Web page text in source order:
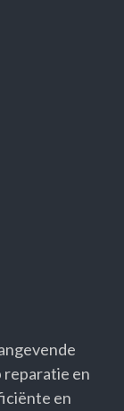
reparatie en
en